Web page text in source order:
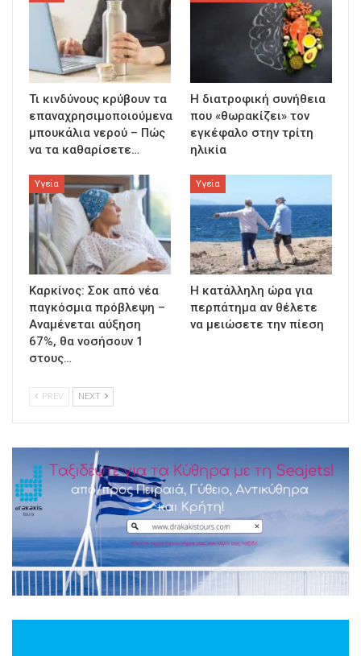
Τι κινδύνους κρύβουν τα
επαναχρησιμοποιούμενα
μπουκάλια νερού – Πώς
να τα καθαρίσετε…
Η διατροφική συνήθεια
που «θωρακίζει» τον
εγκέφαλο στην τρίτη
ηλικία
Υγεία
Καρκίνος: Σοκ από νέα
παγκόσμια πρόβλεψη –
Αναμένεται αύξηση
67%, θα νοσήσουν 1
στους…
Υγεία
Η κατάλληλη ώρα για
περπάτημα αν θέλετε
να μειώσετε την πίεση
PREV NEXT